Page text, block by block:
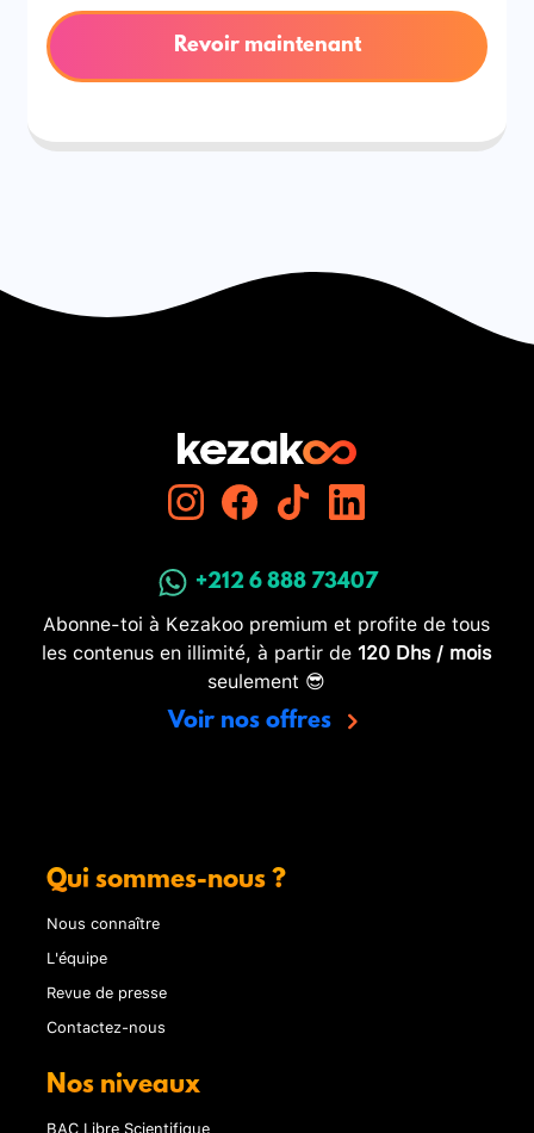
Revoir maintenant
+212 6 888 73407
Abonne-toi à Kezakoo premium et profite de tous
les contenus en illimité, à partir de 120 Dhs / mois
seulement 😎
Voir nos offres
Qui sommes-nous ?
Nous connaître
L'équipe
Revue de presse
Contactez-nous
Nos niveaux
BAC Libre Scientifique